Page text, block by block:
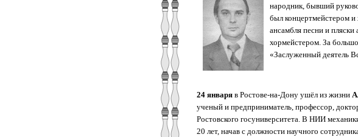
народник, бывший
был концертмейстером и
ансамбля песни и
хормейстером. За
«Заслуженный деятель
24 января в Ростове-на-Дону ушёл из жизни
ученый и предприниматель, профессор,
Ростовского госуниверситета. В НИИ
20 лет, начав с должности научного